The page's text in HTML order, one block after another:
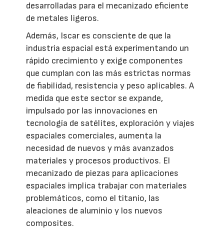
desarrolladas para el mecanizado eficiente
de metales ligeros.
Además, Iscar es consciente de que la
industria espacial está experimentando un
rápido crecimiento y exige componentes
que cumplan con las más estrictas normas
de fiabilidad, resistencia y peso aplicables. A
medida que este sector se expande,
impulsado por las innovaciones en
tecnología de satélites, exploración y viajes
espaciales comerciales, aumenta la
necesidad de nuevos y más avanzados
materiales y procesos productivos. El
mecanizado de piezas para aplicaciones
espaciales implica trabajar con materiales
problemáticos, como el titanio, las
aleaciones de aluminio y los nuevos
composites.